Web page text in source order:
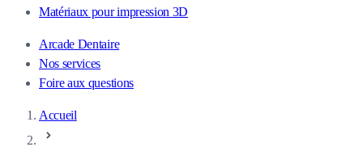
Matériaux pour impression 3D
Arcade Dentaire
Nos services
Foire aux questions
Accueil